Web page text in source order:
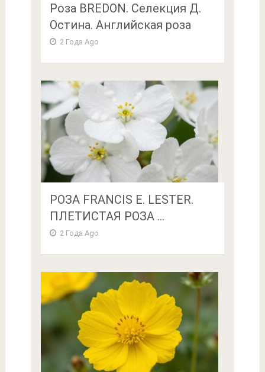
Роза BREDON. Селекция Д.
Остина. Английская роза
2 Года Ago
РОЗА FRANCIS E. LESTER.
ПЛЕТИСТАЯ РОЗА ...
2 Года Ago